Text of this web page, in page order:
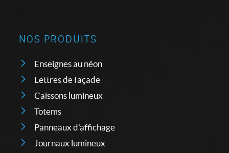
NOS PRODUITS
Enseignes au néon
Lettres de façade
Caissons lumineux
Totems
Panneaux d'affichage
Journaux lumineux